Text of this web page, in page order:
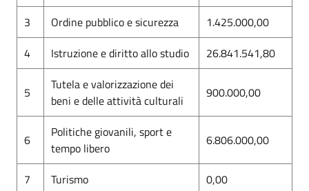
3 Ordine pubblico e sicurezza
1.425.000,00
4
Istruzione e diritto allo studio 26.841.541,80
5
Tutela e valorizzazione dei
beni e delle attività culturali
900.000,00
6
Politiche giovanili, sport e
tempo libero
6.806.000,00
7 Turismo 0,00